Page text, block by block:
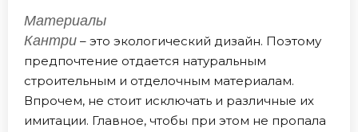
Материалы
Кантри – это экологический дизайн. Поэтому
предпочтение отдается натуральным
строительным и отделочным материалам.
Впрочем, не стоит исключать и различные их
имитации. Главное, чтобы при этом не пропала